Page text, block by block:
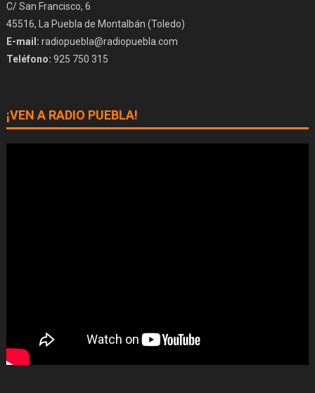
C/ San Francisco, 6
45516, La Puebla de Montalbán (Toledo)
E-mail: radiopuebla@radiopuebla.com
Teléfono: 925 750 315
¡VEN A RADIO PUEBLA!